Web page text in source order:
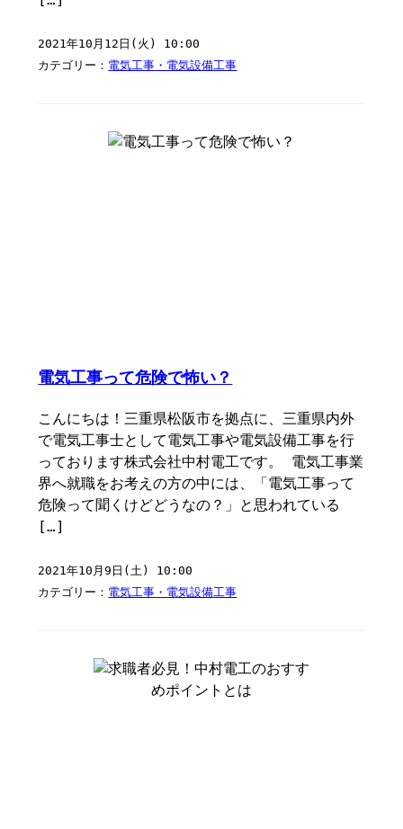
2021年10月12日(火) 10:00
カテゴリー： 電気工事・電気設備工事
電気工事って危険で怖い？
こんにちは！三重県松阪市を拠点に、三重県内外
で電気工事士として電気工事や電気設備工事を行
っております株式会社中村電工です。 電気工事業
界へ就職をお考えの方の中には、「電気工事って
危険って聞くけどどうなの？」と思われている
[…]
2021年10月9日(土) 10:00
カテゴリー： 電気工事・電気設備工事